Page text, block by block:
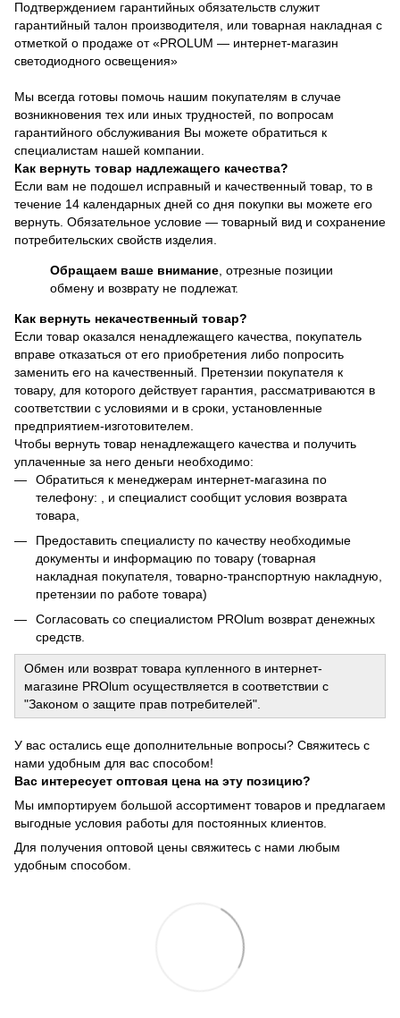
Подтверждением гарантийных обязательств служит
гарантийный талон производителя, или товарная накладная с
отметкой о продаже от «PROLUM — интернет-магазин
светодиодного освещения»
Мы всегда готовы помочь нашим покупателям в случае
возникновения тех или иных трудностей, по вопросам
гарантийного обслуживания Вы можете обратиться к
специалистам нашей компании.
Как вернуть товар надлежащего качества?
Если вам не подошел исправный и качественный товар, то в
течение 14 календарных дней со дня покупки вы можете его
вернуть. Обязательное условие — товарный вид и сохранение
потребительских свойств изделия.
Обращаем ваше внимание , отрезные позиции
обмену и возврату не подлежат.
Как вернуть некачественный товар?
Если товар оказался ненадлежащего качества, покупатель
вправе отказаться от его приобретения либо попросить
заменить его на качественный. Претензии покупателя к
товару, для которого действует гарантия, рассматриваются в
соответствии с условиями и в сроки, установленные
предприятием-изготовителем.
Чтобы вернуть товар ненадлежащего качества и получить
уплаченные за него деньги необходимо:
Обратиться к менеджерам интернет-магазина по
телефону: , и специалист сообщит условия возврата
товара,
Предоставить специалисту по качеству необходимые
документы и информацию по товару (товарная
накладная покупателя, товарно-транспортную накладную,
претензии по работе товара)
Согласовать со специалистом PROlum возврат денежных
средств.
Обмен или возврат товара купленного в интернет-
магазине PROlum осуществляется в соответствии с
"Законом о защите прав потребителей".
У вас остались еще дополнительные вопросы? Свяжитесь с
нами удобным для вас способом!
Вас интересует оптовая цена на эту позицию?
Мы импортируем большой ассортимент товаров и предлагаем
выгодные условия работы для постоянных клиентов.
Для получения оптовой цены свяжитесь с нами любым
удобным способом.